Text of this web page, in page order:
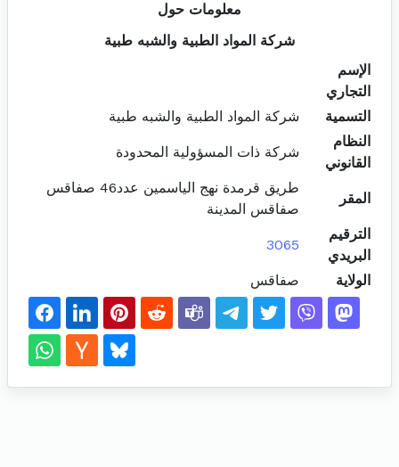
معلومات حول
شركة المواد الطبية والشبه طبية
الإسم
التجاري
التسمية
شركة المواد الطبية والشبه طبية
النظام
القانوني
شركة ذات المسؤولية المحدودة
المقر
طريق قرمدة نهج الياسمين عدد46 صفاقس
صفاقس المدينة
الترقيم
البريدي
3065
الولاية صفاقس